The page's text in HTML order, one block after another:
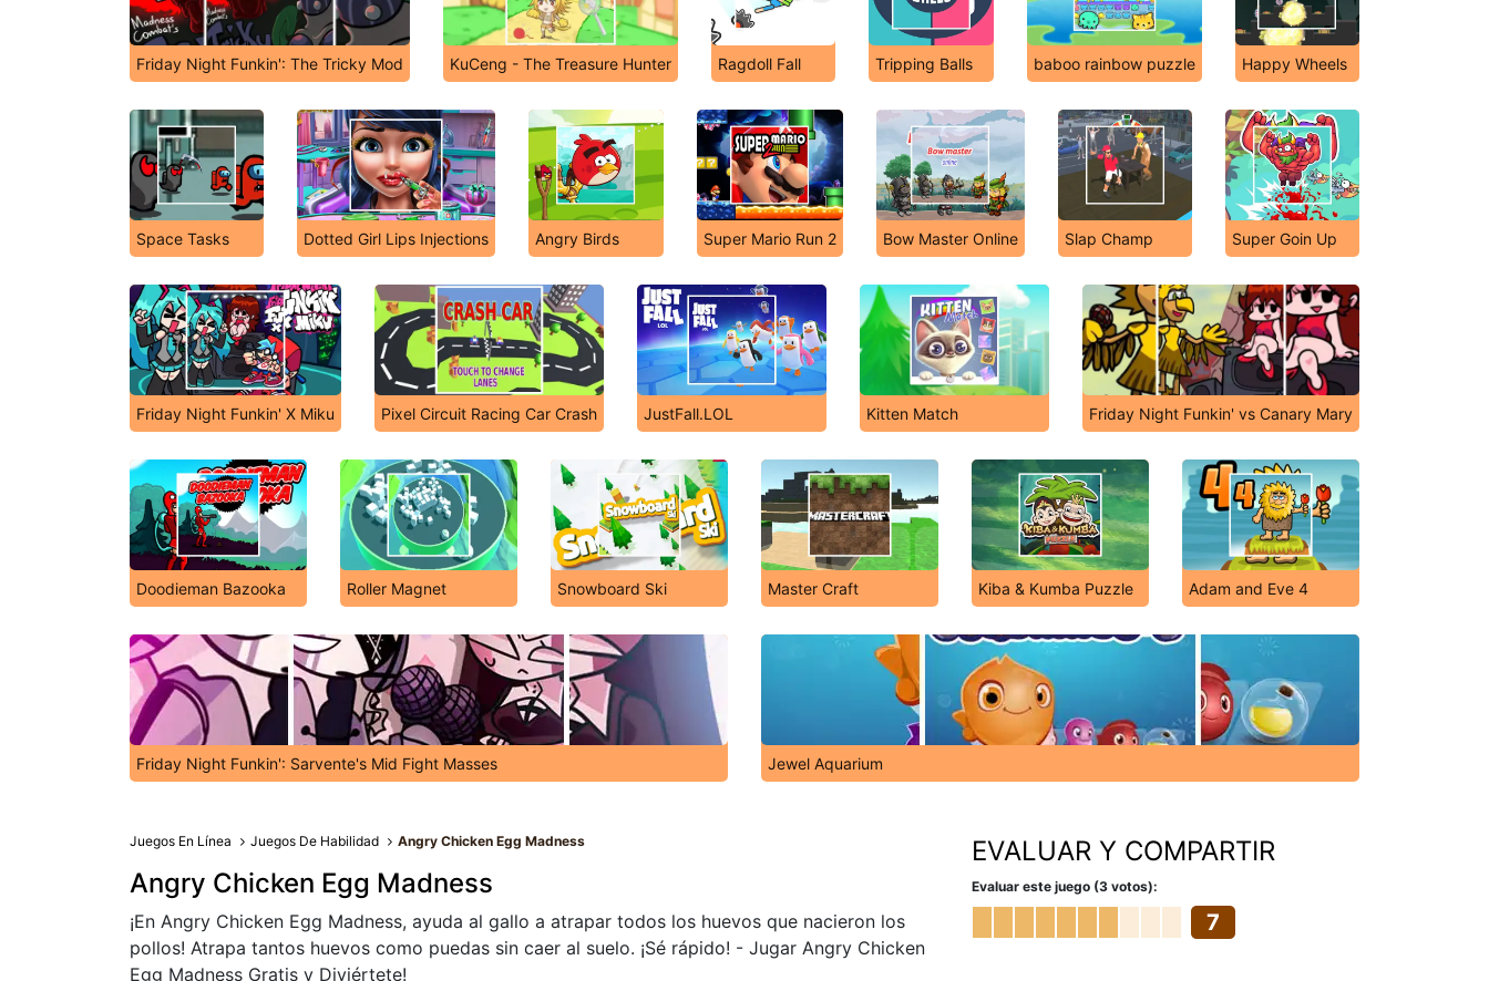
Friday Night Funkin': The Tricky Mod KuCeng - The Treasure Hunter Ragdoll Fall Tripping Balls baboo rainbow puzzle Happy Wheels
Space Tasks Dotted Girl Lips Injections Angry Birds Super Mario Run 2 Bow Master Online Slap Champ Super Goin Up
Friday Night Funkin' X Miku Pixel Circuit Racing Car Crash JustFall.LOL Kitten Match Friday Night Funkin' vs Canary Mary
Doodieman Bazooka Roller Magnet Snowboard Ski Master Craft Kiba & Kumba Puzzle Adam and Eve 4
Friday Night Funkin': Sarvente's Mid Fight Masses Jewel Aquarium
Juegos En Línea Juegos De Habilidad Angry Chicken Egg Madness
Angry Chicken Egg Madness
¡En Angry Chicken Egg Madness, ayuda al gallo a atrapar todos los huevos que nacieron los
pollos! Atrapa tantos huevos como puedas sin caer al suelo. ¡Sé rápido! - Jugar Angry Chicken
Egg Madness Gratis y Diviértete!
EVALUAR Y COMPARTIR
Evaluar este juego (3 votos):
7